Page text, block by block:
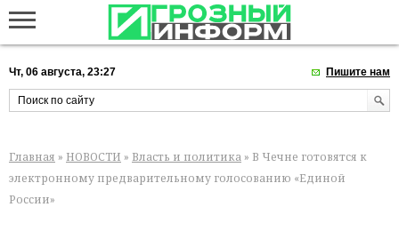
Чт, 06 августа, 23:27 Пишите нам
Главная » НОВОСТИ » Власть и политика » В Чечне готовятся к
электронному предварительному голосованию «Единой
России»